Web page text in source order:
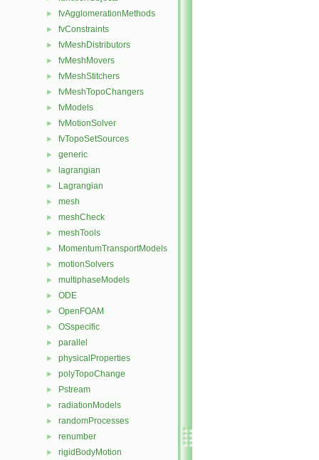
► fvAgglomerationMethods
► fvConstraints
► fvMeshDistributors
► fvMeshMovers
► fvMeshStitchers
► fvMeshTopoChangers
► fvModels
► fvMotionSolver
► fvTopoSetSources
► generic
► lagrangian
► Lagrangian
► mesh
► meshCheck
► meshTools
► MomentumTransportModels
► motionSolvers
► multiphaseModels
► ODE
► OpenFOAM
► OSspecific
► parallel
► physicalProperties
► polyTopoChange
► Pstream
► radiationModels
► randomProcesses
► renumber
► rigidBodyMotion